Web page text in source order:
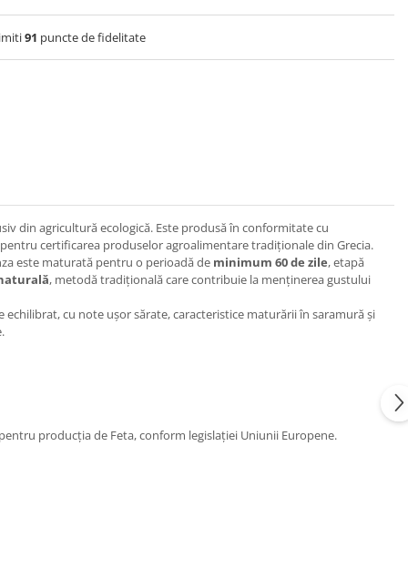
91 puncte de fidelitate
din agricultură ecologică. Este produsă în conformitate cu
certificarea produselor agroalimentare tradiționale din Grecia.
este maturată pentru o perioadă de minimum 60 de zile, etapă
, metodă tradițională care contribuie la menținerea gustului
cu note ușor sărate, caracteristice maturării în saramură și
producția de Feta, conform legislației Uniunii Europene.